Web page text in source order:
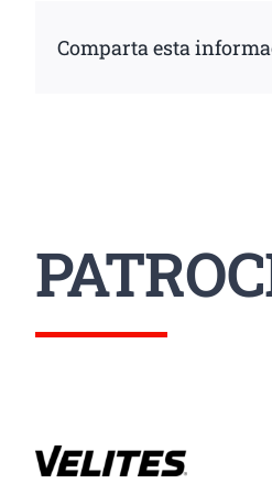
Comparta esta